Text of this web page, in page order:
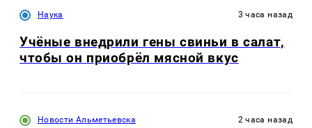
Наука 3 часа назад
Учёные внедрили гены свиньи в салат,
чтобы он приобрёл мясной вкус
Новости Альметьевска 2 часа назад